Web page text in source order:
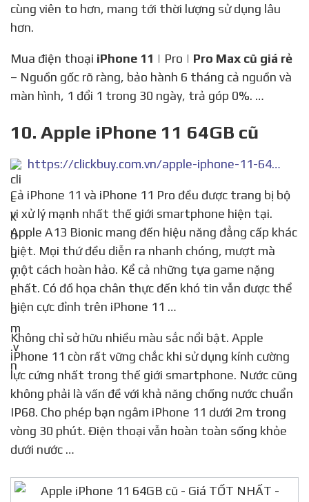
cùng viên to hơn, mang tới thời lượng sử dụng lâu
hơn.
Mua điện thoại iPhone 11 | Pro | Pro Max cũ giá rẻ
– Nguồn gốc rõ ràng, bảo hành 6 tháng cả nguồn và
màn hình, 1 đổi 1 trong 30 ngày, trả góp 0%. …
10. Apple iPhone 11 64GB cũ
https://clickbuy.com.vn/apple-iphone-11-64g-likenew/
Cả iPhone 11 và iPhone 11 Pro đều được trang bị bộ
vi xử lý mạnh nhất thế giới smartphone hiện tại.
Apple A13 Bionic mang đến hiệu năng đẳng cấp khác
biệt. Mọi thứ đều diễn ra nhanh chóng, mượt mà
một cách hoàn hảo. Kể cả những tựa game nặng
nhất. Có đồ họa chân thực đến khó tin vẫn được thể
hiện cực đỉnh trên iPhone 11 …
Không chỉ sở hữu nhiều màu sắc nổi bật. Apple
iPhone 11 còn rất vững chắc khi sử dụng kính cường
lực cứng nhất trong thế giới smartphone. Nước cũng
không phải là vấn đề với khả năng chống nước chuẩn
IP68. Cho phép bạn ngâm iPhone 11 dưới 2m trong
vòng 30 phút. Điện thoại vẫn hoàn toàn sống khỏe
dưới nước …